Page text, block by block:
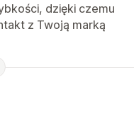
dzięki czemu
z Twoją marką